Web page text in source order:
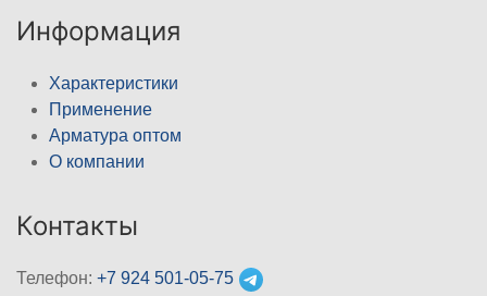
Информация
Характеристики
Применение
Арматура оптом
О компании
Контакты
Телефон: +7 924 501-05-75